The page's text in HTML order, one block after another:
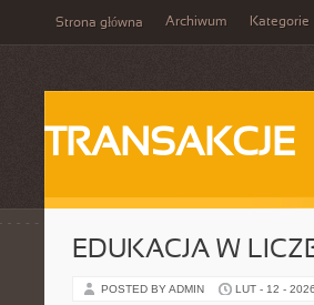
Strona główna Archiwum Kategorie
TRANSAKCJE
EDUKACJA W
POSTED BY ADMIN LUT - 12 - 2026